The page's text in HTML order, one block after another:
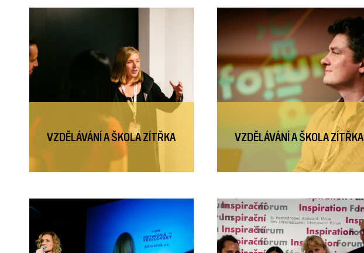
VZDĚLÁVÁNÍ A ŠKOLA ZÍTŘKA VZDĚLÁVÁNÍ A ŠKOLA ZÍTŘKA